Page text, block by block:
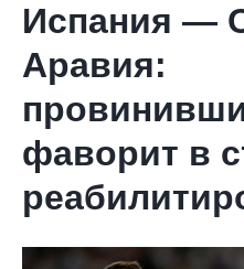
Испания —
Аравия:
фаворит в